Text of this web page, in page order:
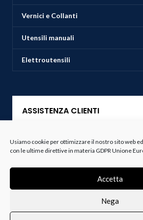
Usiamo cookie per ottimizzare il nostro sito web
con le ultime direttive in materia GDPR Unione
Accetta
Nega
Vernici e Collanti
Utensili manuali
Elettroutensili
ASSISTENZA CLIENTI